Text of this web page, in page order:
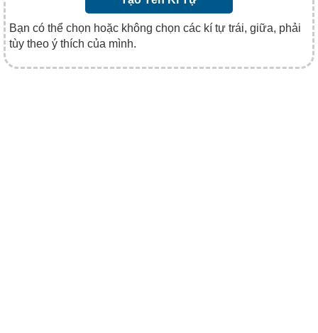
Bạn có thể chọn hoặc không chọn các kí tự trái, giữa, phải
tùy theo ý thích của mình.